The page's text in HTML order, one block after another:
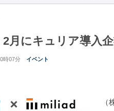
2月にキュリア導入
時07分 イベント
（